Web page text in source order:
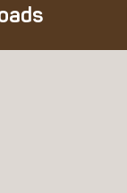
Tieres